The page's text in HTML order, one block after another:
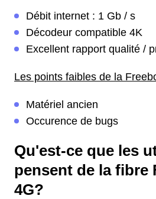
Débit internet : 1 Gb / s
Décodeur compatible 4K
Excellent rapport qualité /
Les points faibles de la
Matériel ancien
Occurence de bugs
Qu'est-ce que les
pensent de la fibre
4G?